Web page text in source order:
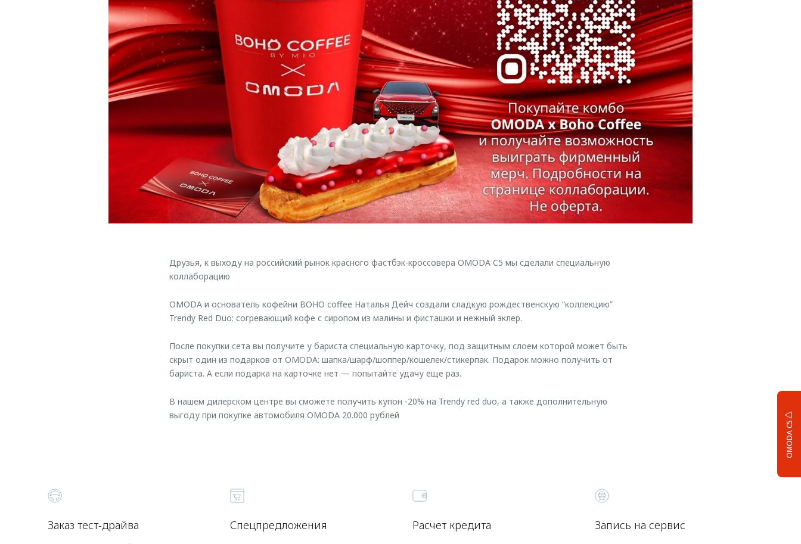
OMODA C5
Друзья, к выходу на российский рынок красного фастбэк-кроссовера OMODA C5 мы сделали специальную
коллаборацию
OMODA и основатель кофейни BOHO coffee Наталья Дейч создали сладкую рождественскую “коллекцию”
Trendy Red Duo: согревающий кофе с сиропом из малины и фисташки и нежный эклер.
После покупки сета вы получите у бариста специальную карточку, под защитным слоем которой может быть
скрыт один из подарков от OMODA: шапка/шарф/шоппер/кошелек/стикерпак. Подарок можно получить от
бариста. А если подарка на карточке нет — попытайте удачу еще раз.
В нашем дилерском центре вы сможете получить купон -20% на Trendy red duo, а также дополнительную
выгоду при покупке автомобиля OMODA 20.000 рублей
Заказ тест-драйва Спецпредложения Расчет кредита Запись на сервис